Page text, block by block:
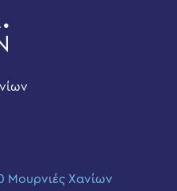
Μουρνιές Χανίων